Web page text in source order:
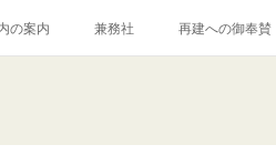
の案内 兼務社 再建への御奉賛